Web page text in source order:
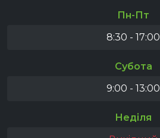
Пн-Пт
8:30 - 17:00
Субота
9:00 - 13:00
Неділя